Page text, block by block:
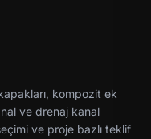
kompozit ek
ve drenaj kanal
ve proje bazlı teklif